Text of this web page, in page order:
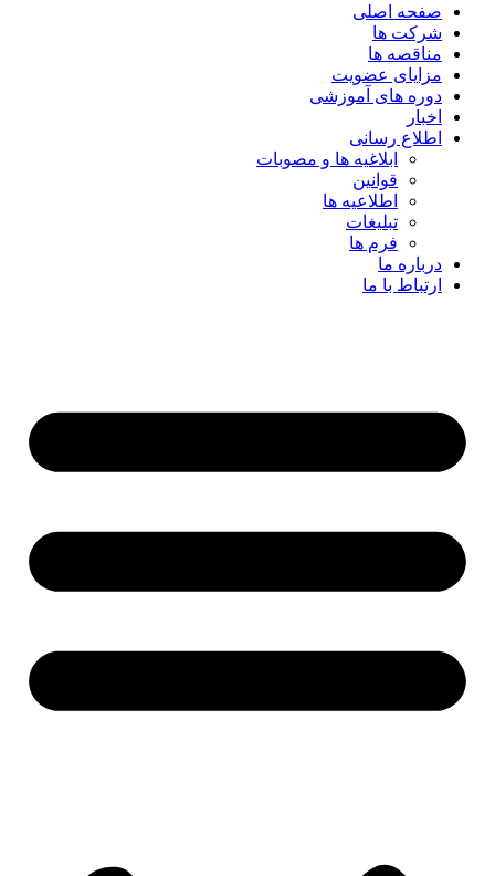
صفحه اصلی
شرکت ها
مناقصه ها
مزایای عضویت
دوره های آموزشی
اخبار
اطلاع رسانی
ابلاغیه ها و مصوبات
قوانین
اطلاعیه ها
تبلیغات
فرم ها
درباره ما
ارتباط با ما